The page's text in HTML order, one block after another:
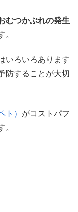
むつかぶれの発生
。
いろいろあります
防することが大切
ト） がコストパフ
。